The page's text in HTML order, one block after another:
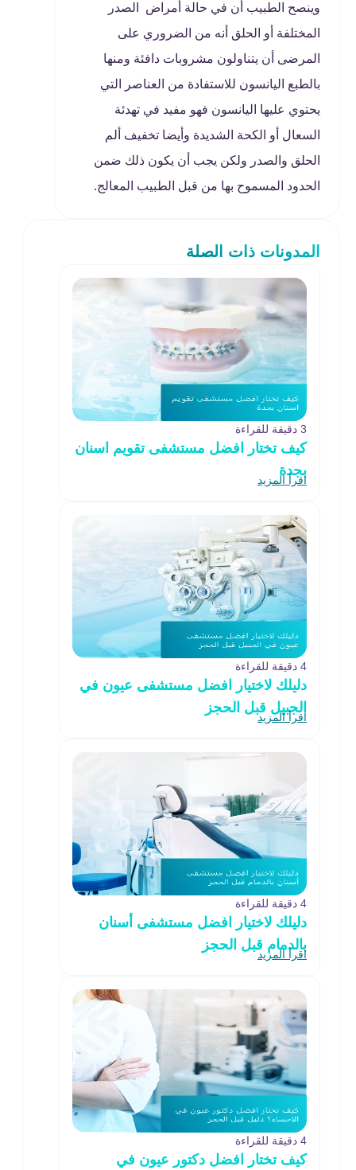
وينصح الطبيب أن في حالة أمراض الصدر
المختلفة أو الحلق أنه من الضروري على
المرضى أن يتناولون مشروبات دافئة ومنها
بالطبع اليانسون للاستفادة من العناصر التي
يحتوي عليها اليانسون فهو مفيد في تهدئة
السعال أو الكحة الشديدة وأيضا تخفيف ألم
الحلق والصدر ولكن يجب أن يكون ذلك ضمن
الحدود المسموح بها من قبل الطبيب المعالج.
المدونات ذات الصلة
3 دقيقة للقراءة
كيف تختار افضل مستشفى تقويم اسنان
بجدة
اقرأ المزيد
4 دقيقة للقراءة
دليلك لاختيار افضل مستشفى عيون في
الجبيل قبل الحجز
اقرأ المزيد
4 دقيقة للقراءة
دليلك لاختيار افضل مستشفى أسنان
بالدمام قبل الحجز
اقرأ المزيد
4 دقيقة للقراءة
كيف تختار افضل دكتور عيون في